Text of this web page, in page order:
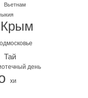
Вьетнам
Крым
Тай
день
хи